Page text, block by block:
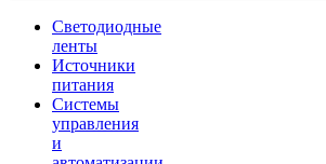
Светодиодные
ленты
Источники
питания
Системы
управления
и